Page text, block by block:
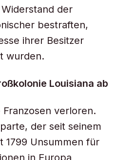
der
bestraften,
ihrer Besitzer
wurden.
Louisiana ab
verloren.
der seit seinem
1799 Unsummen für
in Europa